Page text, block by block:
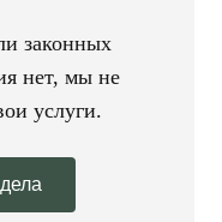
законных
нет, мы не
услуги.